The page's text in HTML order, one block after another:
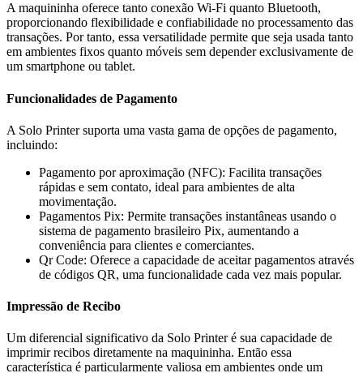
A maquininha oferece tanto conexão Wi-Fi quanto Bluetooth,
proporcionando flexibilidade e confiabilidade no processamento das
transações. Por tanto, essa versatilidade permite que seja usada tanto
em ambientes fixos quanto móveis sem depender exclusivamente de
um smartphone ou tablet.
Funcionalidades de Pagamento
A Solo Printer suporta uma vasta gama de opções de pagamento,
incluindo:
Pagamento por aproximação (NFC): Facilita transações
rápidas e sem contato, ideal para ambientes de alta
movimentação.
Pagamentos Pix: Permite transações instantâneas usando o
sistema de pagamento brasileiro Pix, aumentando a
conveniência para clientes e comerciantes.
Qr Code: Oferece a capacidade de aceitar pagamentos através
de códigos QR, uma funcionalidade cada vez mais popular.
Impressão de Recibo
Um diferencial significativo da Solo Printer é sua capacidade de
imprimir recibos diretamente na maquininha. Então essa
característica é particularmente valiosa em ambientes onde um